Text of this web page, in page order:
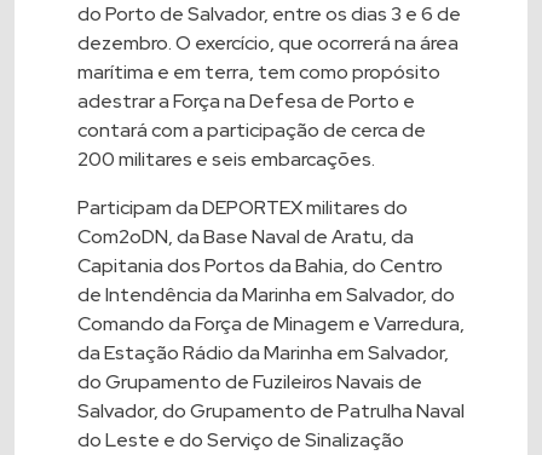
do Porto de Salvador, entre os dias 3 e 6 de
dezembro. O exercício, que ocorrerá na área
marítima e em terra, tem como propósito
adestrar a Força na Defesa de Porto e
contará com a participação de cerca de
200 militares e seis embarcações.
Participam da DEPORTEX militares do
Com2oDN, da Base Naval de Aratu, da
Capitania dos Portos da Bahia, do Centro
de Intendência da Marinha em Salvador, do
Comando da Força de Minagem e Varredura,
da Estação Rádio da Marinha em Salvador,
do Grupamento de Fuzileiros Navais de
Salvador, do Grupamento de Patrulha Naval
do Leste e do Serviço de Sinalização